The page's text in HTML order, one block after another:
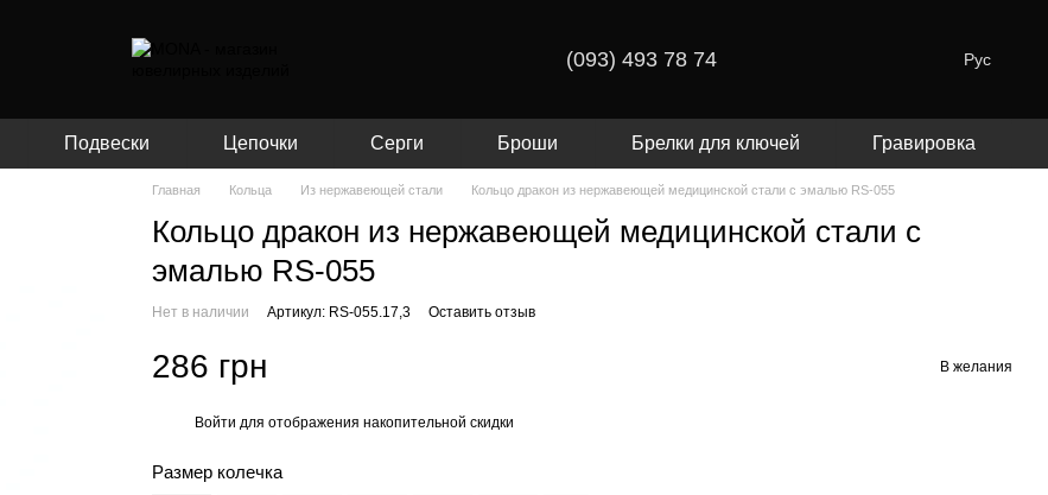
(093) 493 78 74 Рус
Подвески Цепочки Серги Броши Брелки для ключей Гравировка
Главная Кольца Из нержавеющей стали Кольцо дракон из нержавеющей медицинской стали с эмалью RS-055
Кольцо дракон из нержавеющей медицинской стали с
эмалью RS-055
Нет в наличии Артикул: RS-055.17,3 Оставить отзыв
286 грн В желания
Войти для отображения накопительной скидки
Размер колечка